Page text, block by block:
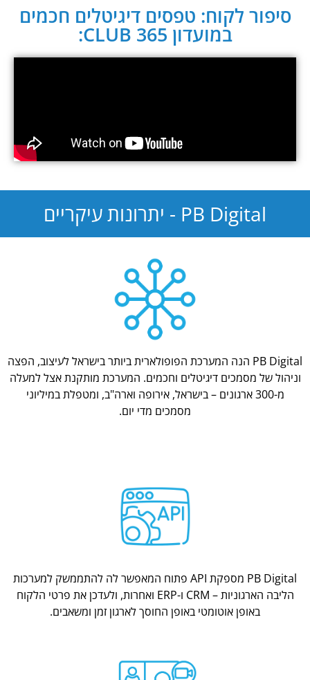
סיפור לקוח: טפסים דיגיטלים חכמים
במועדון CLUB 365:
PB Digital - יתרונות עיקריים
PB Digital הנה המערכת הפופולארית ביותר בישראל לעיצוב, הפצה
וניהול של מסמכים דיגיטלים וחכמים. המערכת מותקנת אצל למעלה
מ-300 ארגונים – בישראל, אירופה וארה"ב, ומטפלת במיליוני
מסמכים מדי יום.
PB Digital מספקת API פתוח המאפשר לה להתממשק למערכות
הליבה הארגוניות – CRM ו-ERP ואחרות, ולעדכן את פרטי הלקוח
באופן אוטומטי באופן החוסך לארגון זמן ומשאבים.